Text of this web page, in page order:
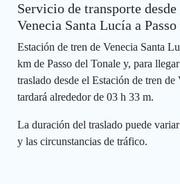
Servicio de transporte
Venecia Santa Lucía a
Estación de tren de Venecia Santa
km de Passo del Tonale y, para
traslado desde el Estación de tren de
tardará alrededor de 03 h 33 m.
La duración del traslado puede
y las circunstancias de tráfico.